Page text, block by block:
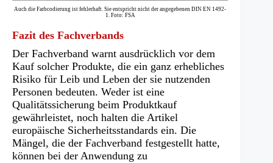
Auch die Farbcodierung ist fehlerhaft. Sie entspricht nicht der angegebenen DIN EN 1492-
1. Foto: FSA
Fazit des Fachverbands
Der Fachverband warnt ausdrücklich vor dem
Kauf solcher Produkte, die ein ganz erhebliches
Risiko für Leib und Leben der sie nutzenden
Personen bedeuten. Weder ist eine
Qualitätssicherung beim Produktkauf
gewährleistet, noch halten die Artikel
europäische Sicherheitsstandards ein. Die
Mängel, die der Fachverband festgestellt hatte,
können bei der Anwendung zu